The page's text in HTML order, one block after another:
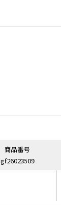
商品番号
gf26023509